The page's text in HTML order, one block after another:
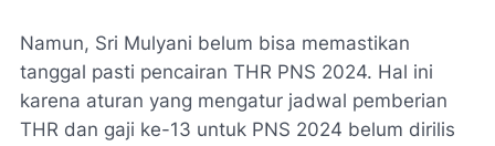
Namun, Sri Mulyani belum bisa memastikan
tanggal pasti pencairan THR PNS 2024. Hal ini
karena aturan yang mengatur jadwal pemberian
THR dan gaji ke-13 untuk PNS 2024 belum dirilis